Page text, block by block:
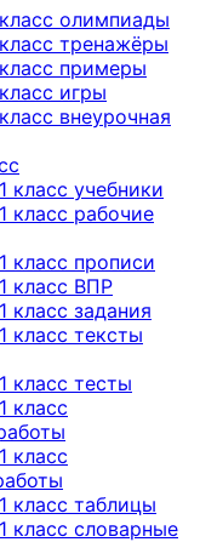
олимпиады
тренажёры
примеры
игры
внеурочная
класс учебники
класс рабочие
класс прописи
класс ВПР
класс задания
класс тексты
класс тесты
класс
класс
класс таблицы
класс словарные